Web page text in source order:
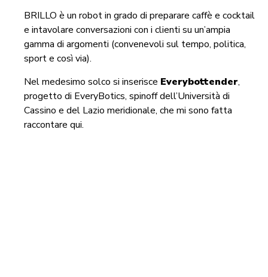
BRILLO è un robot in grado di preparare caffè e cocktail
e intavolare conversazioni con i clienti su un’ampia
gamma di argomenti (convenevoli sul tempo, politica,
sport e così via).
Nel medesimo solco si inserisce Everybottender,
progetto di EveryBotics, spinoff dell’Università di
Cassino e del Lazio meridionale, che mi sono fatta
raccontare qui.